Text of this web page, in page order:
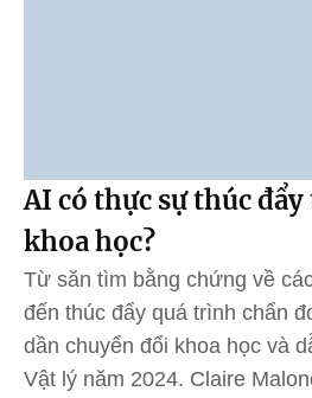
AI có thực sự thúc
khoa học?
Từ săn tìm bằng chứng về
đến thúc đẩy quá trình chẩn
dần chuyển đổi khoa học và
Vật lý năm 2024. Claire